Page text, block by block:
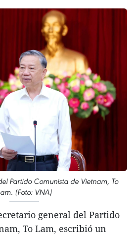
Partido Comunista de Vietnam, To
(Foto: VNA)
general del Partido
To Lam, escribió un